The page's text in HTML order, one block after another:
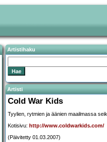
Artistihaku
Artisti
Cold War Kids
Tyylien, rytmien ja äänien maailmassa
Kotisivu: http://www.coldwarkids.com/
(Päivitetty 01.03.2007)